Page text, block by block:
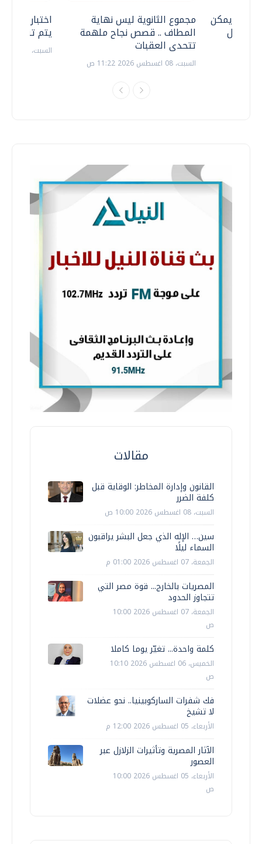
اختبارات
يتم
السبت، 18 يوليو 2026 09:22 ص
مجموع الثانوية ليس نهاية
المطاف .. قصص نجاح ملهمة
تتحدى العقبات
السبت، 08 اغسطس 2026 11:22 ص
.. هل يمكن
نتعامل
مقالات
القانون وإدارة المخاطر: الوقاية قبل
كلفة الضرر
السبت، 08 اغسطس 2026 10:00 ص
سين… الإله الذي جعل البشر يراقبون
السماء ليلًا
الجمعة، 07 اغسطس 2026 01:00 م
المصريات بالخارج... قوة مصر التي
تتجاوز الحدود
الجمعة، 07 اغسطس 2026 10:00
ص
كلمة واحدة... تغيّر يوما كاملا
الخميس، 06 اغسطس 2026 10:10
ص
فك شفرات الساركوبينيا.. نحو عضلات
لا تشيخ
الأربعاء، 05 اغسطس 2026 12:00 م
الآثار المصرية وتأثيرات الزلازل عبر
العصور
الأربعاء، 05 اغسطس 2026 10:00
ص